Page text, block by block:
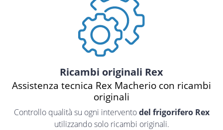
Ricambi originali Rex
Assistenza tecnica Rex Macherio con ricambi
originali
Controllo qualità su ogni interventodel frigorifero Rex
utilizzando solo ricambi originali.